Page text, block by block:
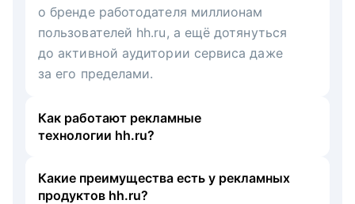
о бренде работодателя миллионам
пользователей hh.ru, а ещё дотянуться
до активной аудитории сервиса даже
за его пределами.
Как работают рекламные
технологии hh.ru?
Какие преимущества есть у рекламных
продуктов hh.ru?